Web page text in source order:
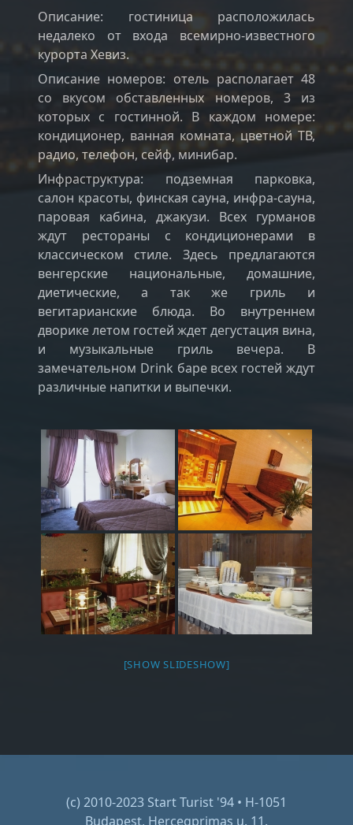
Описание: гостиница расположилась
недалеко от входа всемирно-известного
курорта Хевиз.
Описание номеров: отель располагает 48
со вкусом обставленных номеров, 3 из
которых с гостинной. В каждом номере:
кондиционер, ванная комната, цветной ТВ,
радио, телефон, сейф, минибар.
Инфраструктура: подземная парковка,
салон красоты, финская сауна, инфра-сауна,
паровая кабина, джакузи. Всех гурманов
ждут рестораны с кондиционерами в
классическом стиле. Здесь предлагаются
венгерские национальные, домашние,
диетические, а так же гриль и
вегитарианские блюда. Во внутреннем
дворике летом гостей ждет дегустация вина,
и музыкальные гриль вечера. В
замечательном Drink баре всех гостей ждут
различные напитки и выпечки.
[SHOW SLIDESHOW]
(c) 2010-2023 Start Turist '94 • H-1051
Budapest, Hercegprimas u. 11.